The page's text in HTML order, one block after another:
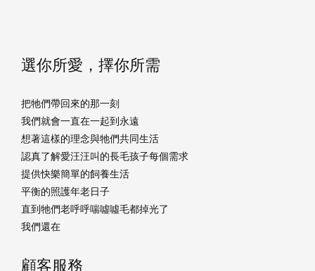
選你所愛，擇你所需
把牠們帶回來的那一刻
我們就會一直在一起到永遠
想著這樣的理念與牠們共同生活
認真了解愛汪汪叫的長毛孩子每個需求
提供快樂簡單的飼養生活
平衡的照護年老日子
直到牠們老呼呼喘噓噓毛都掉光了
我們還在
顧客服務